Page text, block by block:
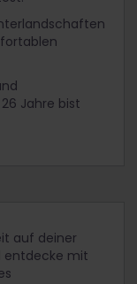
Jahre bist
auf deiner
entdecke mit